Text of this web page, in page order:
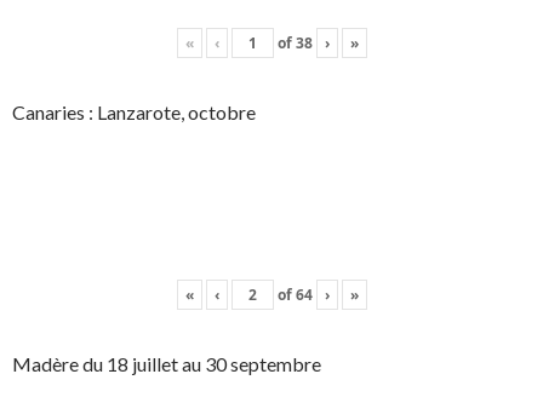
« ‹ of38 › »
Canaries : Lanzarote, octobre
« ‹ of64 › »
Madère du 18 juillet au 30 septembre